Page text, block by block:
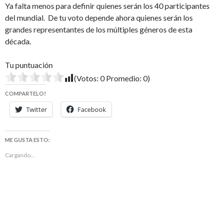
Ya falta menos para definir quienes serán los 40 participantes
del mundial. De tu voto depende ahora quienes serán los
grandes representantes de los múltiples géneros de esta
década.
Tu puntuación
(Votos: 0Promedio: 0)
COMPARTELO!
Twitter Facebook
ME GUSTA ESTO:
Cargando...